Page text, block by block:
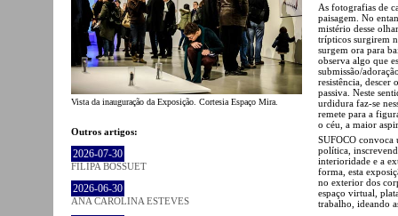
Vista da inauguração da Exposição. Cortesia Espaço Mira.
Outros artigos:
2026-07-30
FILIPA BOSSUET
2026-06-30
ANA CAROLINA ESTEVES
As fotografias de
paisagem. No
mistério desse
trípticos surgirem
surgem ora para
observa algo que
submissão/
resistência, descer
passiva. Neste
urdidura faz-se
remete para a
o céu, a maior
SUFOCO convoca
política,
interioridade e a
forma, esta
no exterior dos
espaço virtual,
trabalho, ideando